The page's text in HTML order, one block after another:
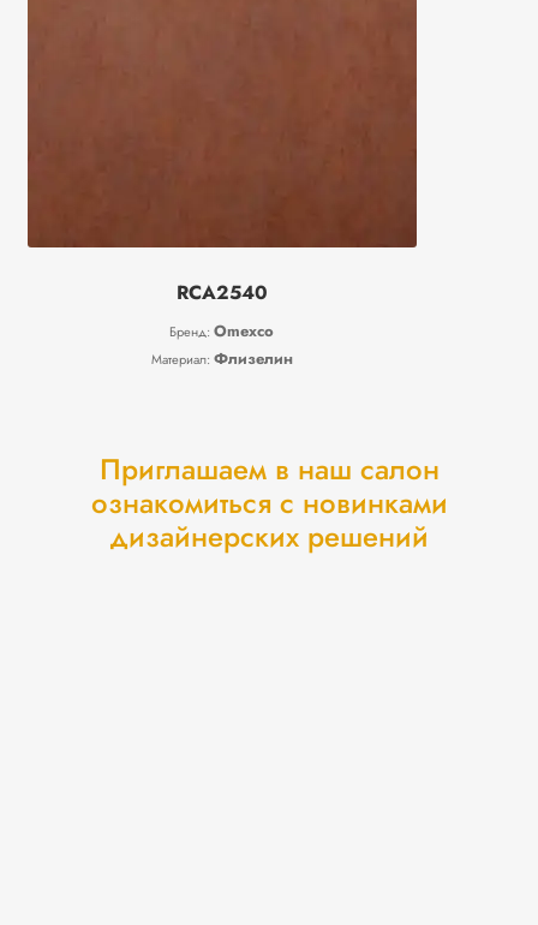
RCA2540
Бренд:Omexco
Материал: Флизелин
Приглашаем в наш салон
ознакомиться с новинками
дизайнерских решений